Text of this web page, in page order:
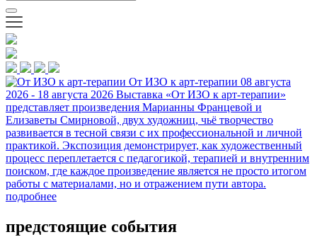
От ИЗО к арт-терапии 08 августа
2026 - 18 августа 2026 Выставка «От ИЗО к арт-терапии»
представляет произведения Марианны Францевой и
Елизаветы Смирновой, двух художниц, чьё творчество
развивается в тесной связи с их профессиональной и личной
практикой. Экспозиция демонстрирует, как художественный
процесс переплетается с педагогикой, терапией и внутренним
поиском, где каждое произведение является не просто итогом
работы с материалами, но и отражением пути автора.
подробнее
предстоящие события